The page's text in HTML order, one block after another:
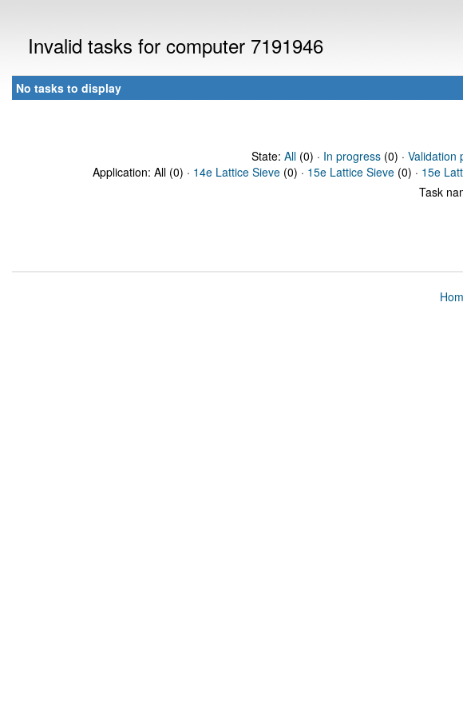
Invalid tasks for computer 7191946
No tasks to display
State: All(0) · In progress(0) · Validation
Application: All (0) · 14e Lattice Sieve (0) · 15e Lattice Sieve (0) · 15e
Task